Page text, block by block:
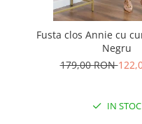
Fusta clos Annie cu
Negru
179,00 RON
IN STOC